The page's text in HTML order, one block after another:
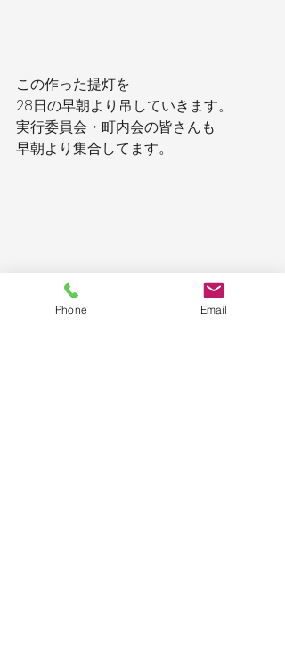
この作った提灯を
28日の早朝より吊していきます。
実行委員会・町内会の皆さんも
早朝より集合してます。
Phone Email